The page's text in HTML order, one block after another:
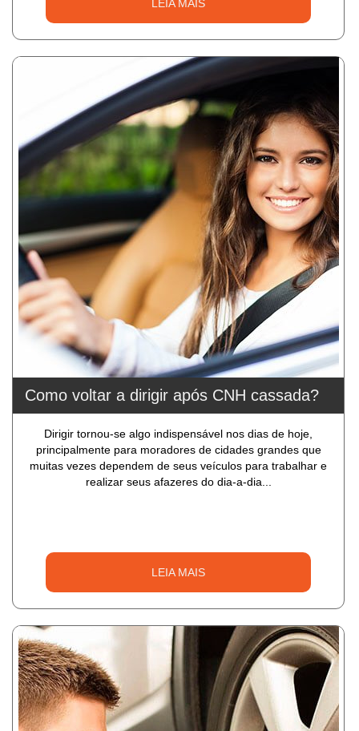
LEIA MAIS
Como voltar a dirigir após CNH cassada?
Dirigir tornou-se algo indispensável nos dias de hoje,
principalmente para moradores de cidades grandes que
muitas vezes dependem de seus veículos para trabalhar e
realizar seus afazeres do dia-a-dia...
LEIA MAIS